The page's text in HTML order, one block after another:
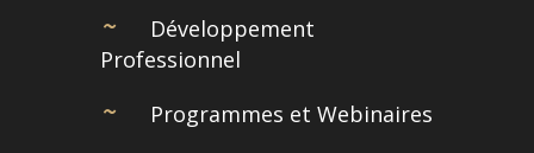
Développement
Professionnel
Programmes et Webinaires